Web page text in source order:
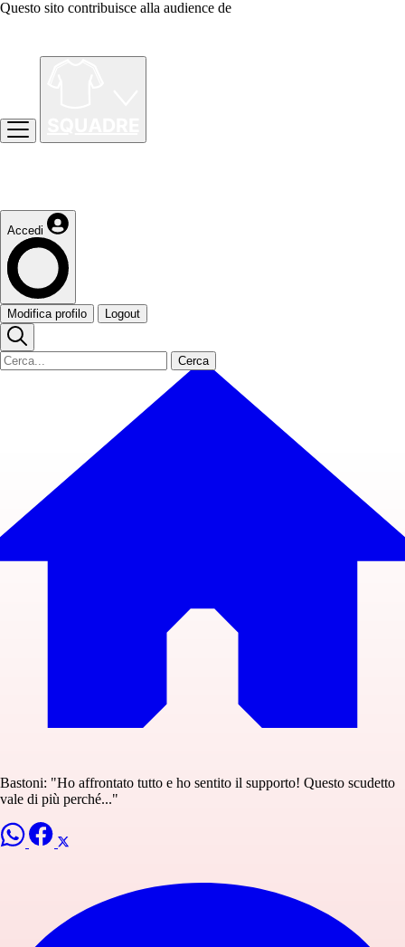
Questo sito contribuisce alla audience de
Accedi
Modifica profilo Logout
Cerca
Bastoni: "Ho affrontato tutto e ho sentito il supporto! Questo scudetto
vale di più perché..."